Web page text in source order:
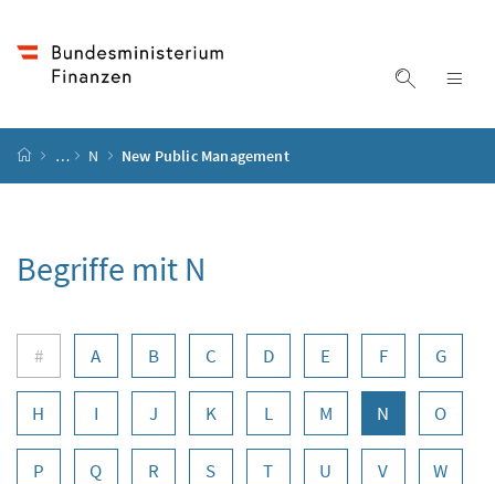
Suche
Startseite
… N New Public Management
Begriffe mit N
Buchstabennavigation
# A B C D E F G
H I J K L M N O
P Q R S T U V W